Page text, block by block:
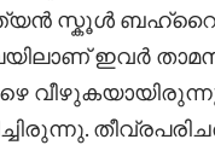
സ്കൂൾ
ഇവർ